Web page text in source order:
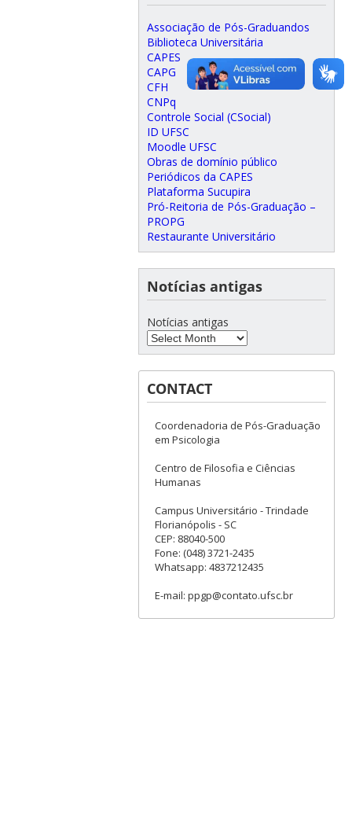
Associação de Pós-Graduandos
Biblioteca Universitária
CAPES
CAPG
CFH
CNPq
Controle Social (CSocial)
ID UFSC
Moodle UFSC
Obras de domínio público
Periódicos da CAPES
Plataforma Sucupira
Pró-Reitoria de Pós-Graduação –
PROPG
Restaurante Universitário
Notícias antigas
Notícias antigas
CONTACT
Coordenadoria de Pós-Graduação
em Psicologia
Centro de Filosofia e Ciências
Humanas
Campus Universitário - Trindade
Florianópolis - SC
CEP: 88040-500
Fone: (048) 3721-2435
Whatsapp: 4837212435
E-mail: ppgp@contato.ufsc.br